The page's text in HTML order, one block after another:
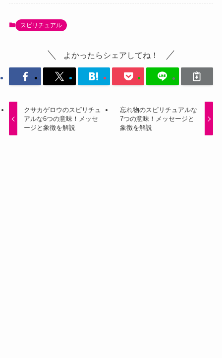
スピリチュアル
よかったらシェアしてね！
クサカゲロウのスピリチュ
アルな6つの意味！メッセ
ージと象徴を解説
忘れ物のスピリチュアルな
7つの意味！メッセージと
象徴を解説